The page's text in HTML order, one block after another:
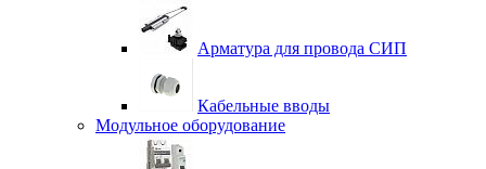
Арматура для провода СИП
Кабельные вводы
Модульное оборудование